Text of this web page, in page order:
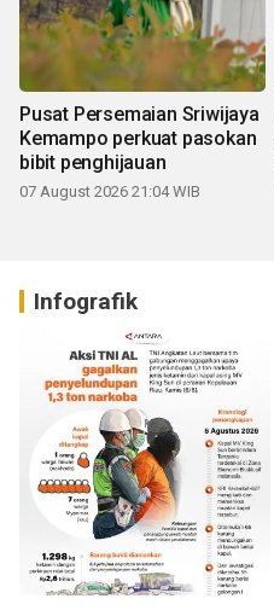
Pusat Persemaian Sriwijaya
Kemampo perkuat pasokan
bibit penghijauan
07 August 2026 21:04 WIB
Infografik